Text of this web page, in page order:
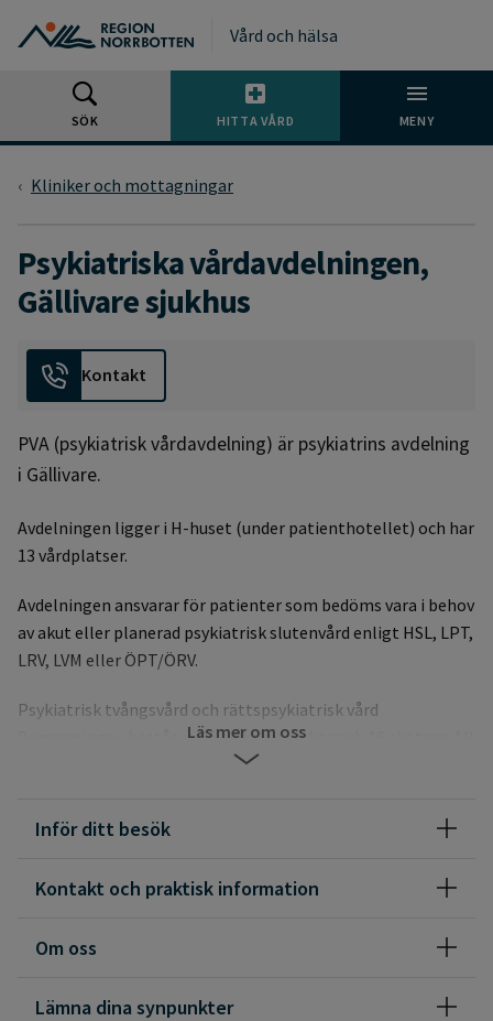
Vård och hälsa
SÖK HITTA VÅRD MENY
Kliniker och mottagningar
Psykiatriska vårdavdelningen,
Gällivare sjukhus
Kontakt
PVA (psykiatrisk vårdavdelning) är psykiatrins avdelning
i Gällivare.
Avdelningen ligger i H-huset (under patienthotellet) och har
13 vårdplatser.
Avdelningen ansvarar för patienter som bedöms vara i behov
av akut eller planerad psykiatrisk slutenvård enligt HSL, LPT,
LRV, LVM eller ÖPT/ÖRV.
Psykiatrisk tvångsvård och rättspsykiatrisk vård
Bemanningen består av 16 sjuksköterskor och 16 skötare. All
personal jobbar som kontaktpersoner och i vårdlag.
kontaktpersoner och ett vårdlag. Det är kontaktpersonerna
Behandlingen är evidensbaserad och av hög kvalitet. Den
riktlinjer och i förekommande fall vårdprogram,
Läs mer om oss
Inför ditt besök
Kontakt och praktisk information
Om oss
Lämna dina synpunkter